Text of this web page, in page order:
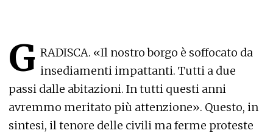
G RADISCA. «Il nostro borgo è soffocato da
insediamenti impattanti. Tutti a due
passi dalle abitazioni. In tutti questi anni
avremmo meritato più attenzione». Questo, in
sintesi, il tenore delle civili ma ferme proteste